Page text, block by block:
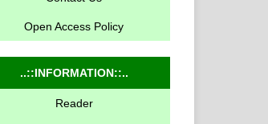
Open Access Policy
..::INFORMATION::..
Reader